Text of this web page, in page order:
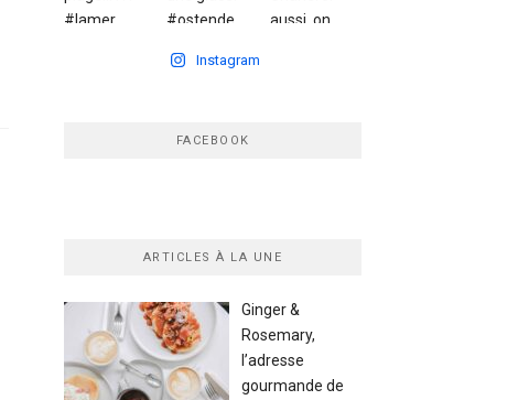
Instagram
FACEBOOK
ARTICLES À LA UNE
Ginger &
Rosemary,
l’adresse
gourmande de